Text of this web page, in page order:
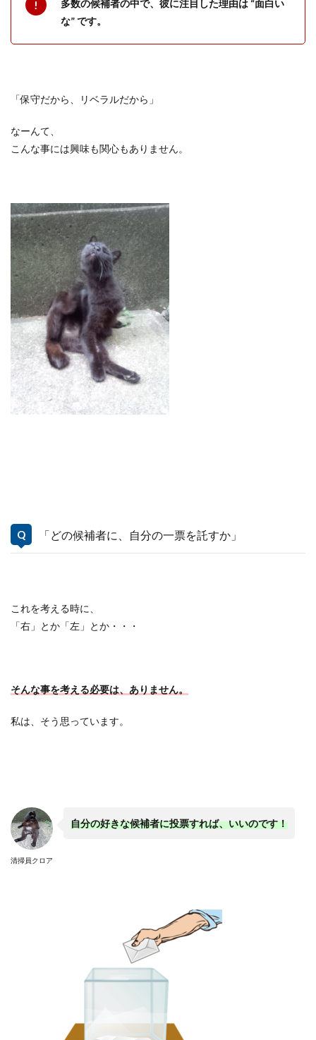
多数の候補者の中で、彼に注目した理由は “面白い
な” です。
「保守だから、リベラルだから」
なーんて、
こんな事には興味も関心もありません。
「どの候補者に、自分の一票を託すか」
これを考える時に、
「右」とか「左」とか・・・
そんな事を考える必要は、ありません。
私は、そう思っています。
清掃員クロア
自分の好きな候補者に投票すれば、いいのです！